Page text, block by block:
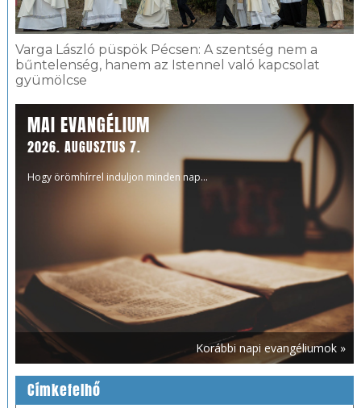
Varga László püspök Pécsen: A szentség nem a
bűntelenség, hanem az Istennel való kapcsolat
gyümölcse
MAI EVANGÉLIUM
2026. AUGUSZTUS 7.
Hogy örömhírrel induljon minden nap...
Korábbi napi evangéliumok »
Címkefelhő